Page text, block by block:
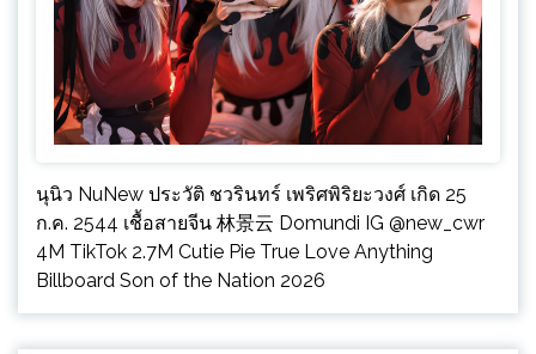
นุนิว NuNew ประวัติ ชวรินทร์ เพริศพิริยะวงศ์ เกิด 25
ก.ค. 2544 เชื้อสายจีน 林景云 Domundi IG @new_cwr
4M TikTok 2.7M Cutie Pie True Love Anything
Billboard Son of the Nation 2026